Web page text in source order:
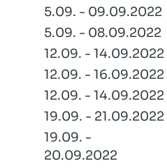
5.09. - 09.09.2022
5.09. - 08.09.2022
12.09. - 14.09.2022
12.09. - 16.09.2022
12.09. - 14.09.2022
19.09. - 21.09.2022
19.09. -
20.09.2022